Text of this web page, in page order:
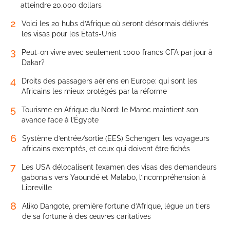
atteindre 20.000 dollars
2
Voici les 20 hubs d’Afrique où seront désormais délivrés
les visas pour les États-Unis
3
Peut-on vivre avec seulement 1000 francs CFA par jour à
Dakar?
4
Droits des passagers aériens en Europe: qui sont les
Africains les mieux protégés par la réforme
5
Tourisme en Afrique du Nord: le Maroc maintient son
avance face à l’Égypte
6
Système d’entrée/sortie (EES) Schengen: les voyageurs
africains exemptés, et ceux qui doivent être fichés
7
Les USA délocalisent l’examen des visas des demandeurs
gabonais vers Yaoundé et Malabo, l’incompréhension à
Libreville
8
Aliko Dangote, première fortune d’Afrique, lègue un tiers
de sa fortune à des œuvres caritatives